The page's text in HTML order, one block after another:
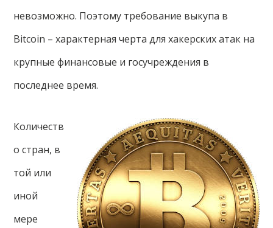
невозможно. Поэтому требование выкупа в
Bitcoin – характерная черта для хакерских атак на
крупные финансовые и госучреждения в
последнее время.
Количеств
о стран, в
той или
иной
мере